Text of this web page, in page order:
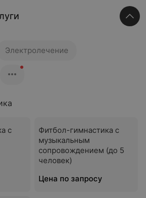
Электролечение
с
Фитбол-гимнастика с
музыкальным
сопровождением (до 5
человек)
Цена по запросу